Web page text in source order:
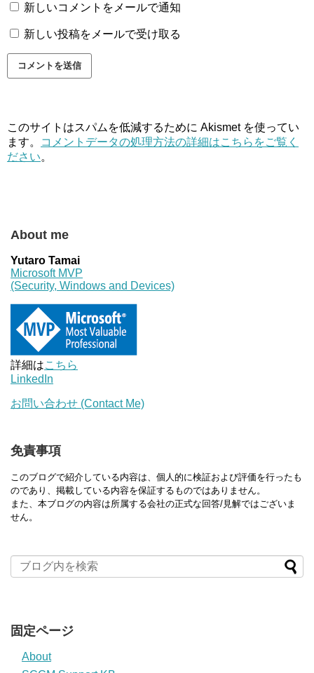
新しいコメントをメールで通知
新しい投稿をメールで受け取る
このサイトはスパムを低減するために Akismet を使ってい
ます。
コメントデータの処理方法の詳細はこちらをご覧く
ださい。
About me
Yutaro Tamai
Microsoft MVP
(Security, Windows and Devices)
詳細はこちら
LinkedIn
お問い合わせ (Contact Me)
免責事項
このブログで紹介している内容は、個人的に検証および評価を行ったも
のであり、掲載している内容を保証するものではありません。
また、本ブログの内容は所属する会社の正式な回答/見解ではございま
せん。
固定ページ
About